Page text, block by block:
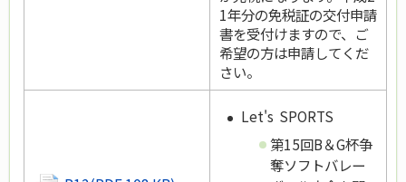
1年分の免税証の交付申請
書を受付けますので、ご
希望の方は申請してくだ
さい。
Let's SPORTS
第15回B＆G杯争
奪ソフトバレー